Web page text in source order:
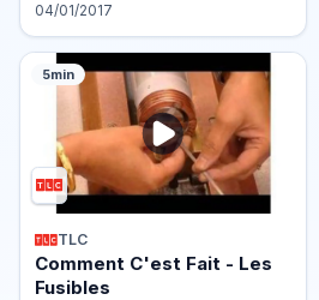
04/01/2017
5min
TLC
Comment C'est Fait - Les
Fusibles